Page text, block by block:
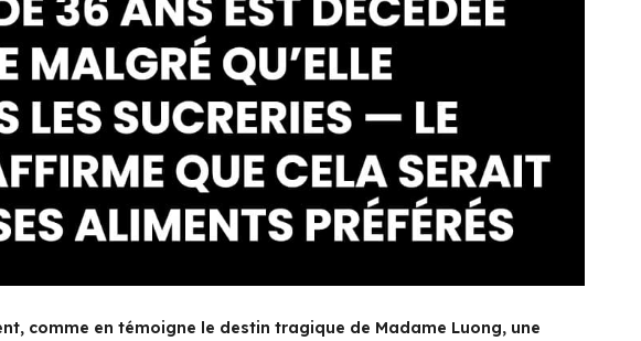
comme en témoigne le destin tragique de Madame Luong, une